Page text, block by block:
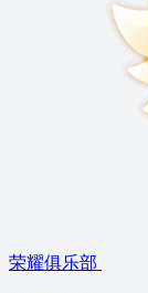
荣耀俱乐部